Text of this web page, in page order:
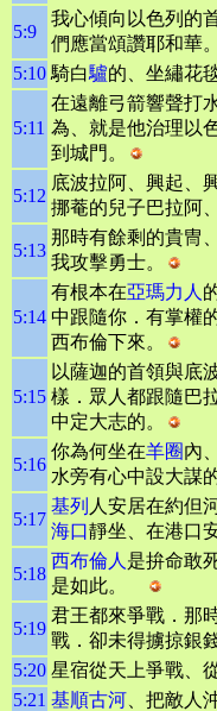
5:9
我心傾向以色列的
們應當頌讚耶和華。
5:10 騎白驢的、坐繡花
5:11
在遠離弓箭響聲打
為、就是他治理以
到城門。
5:12
底波拉阿、興起、
挪菴的兒子巴拉阿
5:13
那時有餘剩的貴冑
我攻擊勇士。
5:14
有根本在亞瑪力人
中跟隨你．有掌權
西布倫下來。
5:15
以薩迦的首領與底
樣．眾人都跟隨巴
中定大志的。
5:16
你為何坐在羊圈內
水旁有心中設大謀的
5:17
基列 人安居在約但
海口靜坐、在港口
5:18
西布倫人 是拚命敢
是如此。
5:19
君王都來爭戰．那
戰．卻未得擄掠銀錢
5:20 星宿從天上爭戰、
5:21 基順古河 、把敵人